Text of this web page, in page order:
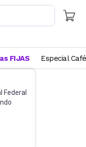
Federal
FIJAS Especial Café